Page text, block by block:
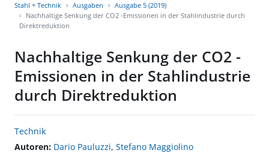
Stahl + Technik Ausgaben
Ausgabe 5 (2019)
Nachhaltige Senkung der CO2 -Emissionen in der Stahlindustrie durch
Direktreduktion
Nachhaltige Senkung der CO2 -
Emissionen in der Stahlindustrie
durch Direktreduktion
Technik
Autoren: Dario Pauluzzi, Stefano Maggiolino